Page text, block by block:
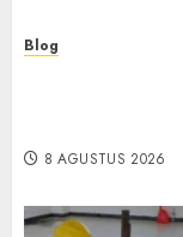
Blog
8 AGUSTUS 2026